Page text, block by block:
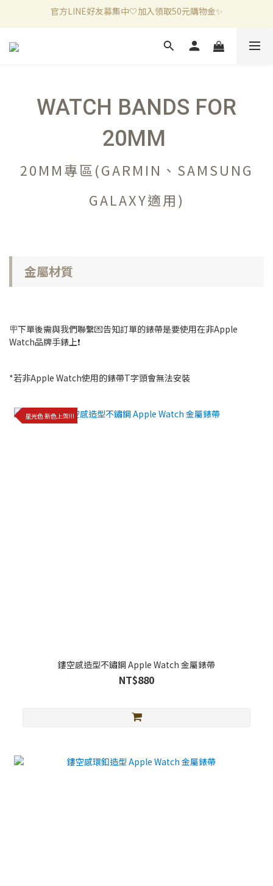
新加入會員滿千折百✨全館899超商免運費🛒
新加入會員滿千折百✨全館899超商免運費🛒
WATCH BANDS FOR
20MM
20MM專區(GARMIN、SAMSUNG
GALAXY適用)
金屬材質
🪧下單後需與我們聯繫💌告知訂單的錶帶是要使用在非Apple
Watch品牌手錶上❗️
*若非Apple Watch使用的錶帶T字頭會無法安裝
星光色 新色上架!!!
鏤空感造型不鏽鋼 Apple Watch 金屬錶帶
NT$880